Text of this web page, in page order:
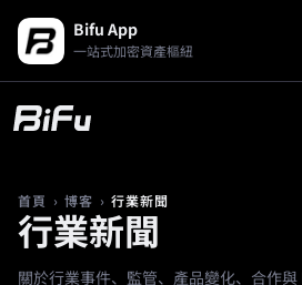
Bifu App
一站式加密資產樞紐
首頁 › 博客 › 行業新聞
行業新聞
關於行業事件、監管、產品變化、合作